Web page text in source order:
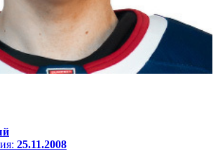
25.11.2008